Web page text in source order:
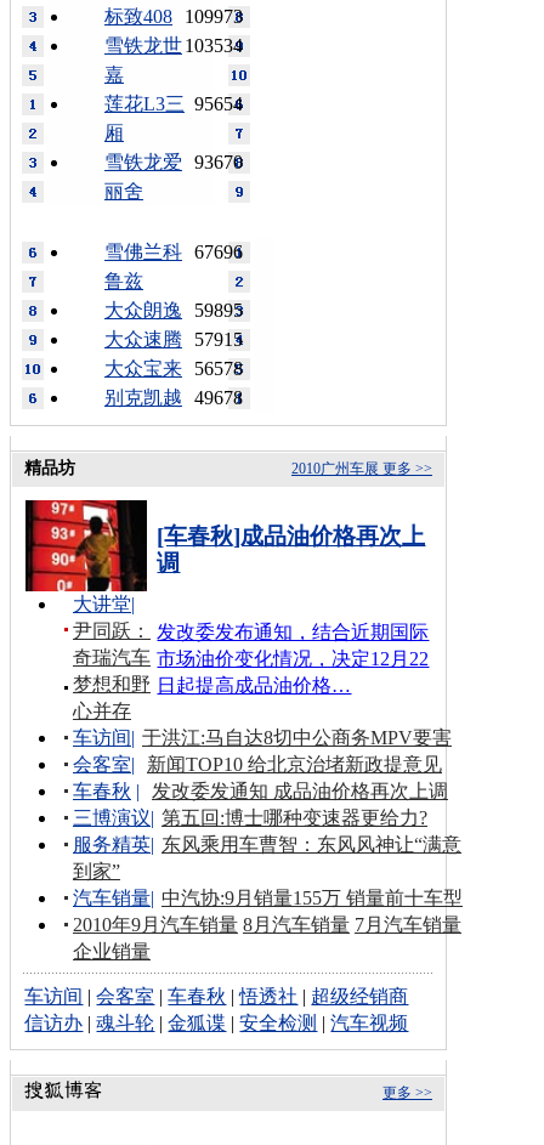
109973
标致408
103534
雪铁龙世
嘉
95654
莲花L3三
厢
93670
雪铁龙爱
丽舍
67696
雪佛兰科
鲁兹
59895
大众朗逸
57915
大众速腾
56578
大众宝来
49678
别克凯越
更多 >>
2010广州车展
精品坊
[车春秋]成品油价格再次上
调
发改委发布通知，结合近期国际
市场油价变化情况，决定12月22
日起提高成品油价格…
大讲堂|
尹同跃：
奇瑞汽车
梦想和野
心并存
车访间| 于洪江:马自达8切中公商务MPV要害
会客室|
新闻TOP10 给北京治堵新政提意见
车春秋 |
发改委发通知 成品油价格再次上调
三博演议| 第五回:博士哪种变速器更给力?
服务精英| 东风乘用车曹智：东风风神让“满意
到家”
汽车销量| 中汽协:9月销量155万 销量前十车型
2010年9月汽车销量 8月汽车销量 7月汽车销量
企业销量
车访间 |会客室 |车春秋 |悟透社 | 超级经销商
信访办 |魂斗轮 |金狐谍 |安全检测 |汽车视频
更多 >>